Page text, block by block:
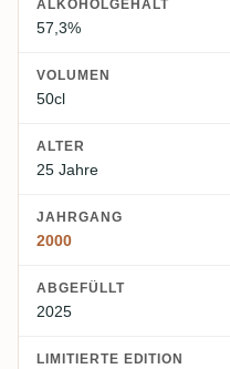
ALKOHOLGEHALT
57,3%
VOLUMEN
50cl
ALTER
25 Jahre
JAHRGANG
2000
ABGEFÜLLT
2025
LIMITIERTE EDITION